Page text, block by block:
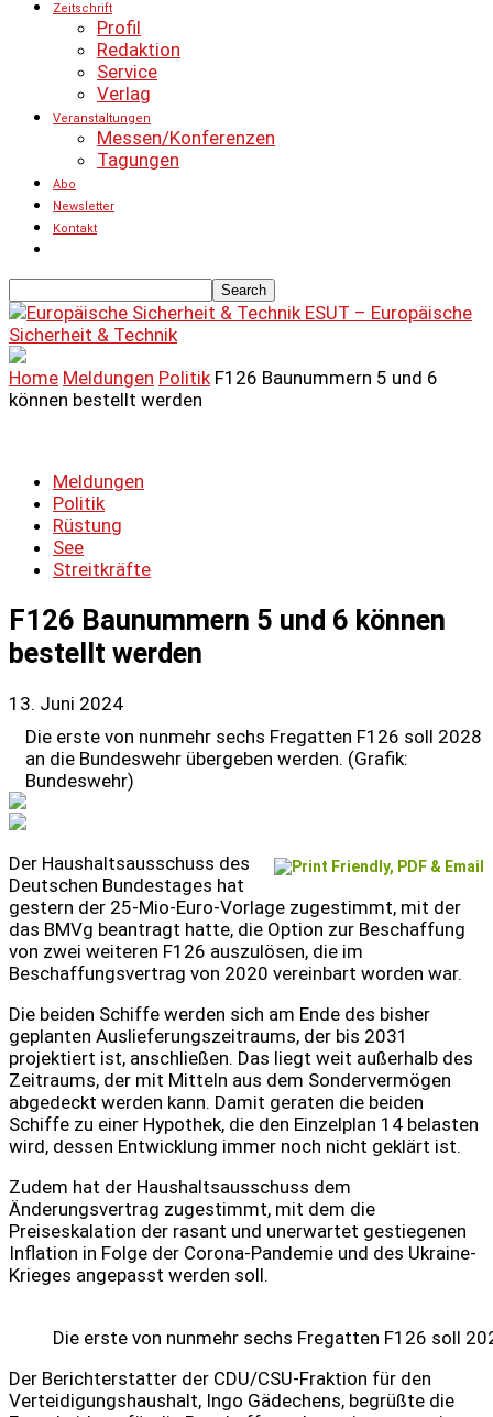
Zeitschrift
Profil
Redaktion
Service
Verlag
Veranstaltungen
Messen/Konferenzen
Tagungen
Abo
Newsletter
Kontakt
ESUT – Europäische
Sicherheit & Technik
Home Meldungen Politik F126 Baunummern 5 und 6
können bestellt werden
Meldungen
Politik
Rüstung
See
Streitkräfte
F126 Baunummern 5 und 6 können
bestellt werden
13. Juni 2024
Die erste von nunmehr sechs Fregatten F126 soll 2028
an die Bundeswehr übergeben werden. (Grafik:
Bundeswehr)
Der Haushaltsausschuss des
Deutschen Bundestages hat
gestern der 25-Mio-Euro-Vorlage zugestimmt, mit der
das BMVg beantragt hatte, die Option zur Beschaffung
von zwei weiteren F126 auszulösen, die im
Beschaffungsvertrag von 2020 vereinbart worden war.
Die beiden Schiffe werden sich am Ende des bisher
geplanten Auslieferungszeitraums, der bis 2031
projektiert ist, anschließen. Das liegt weit außerhalb des
Zeitraums, der mit Mitteln aus dem Sondervermögen
abgedeckt werden kann. Damit geraten die beiden
Schiffe zu einer Hypothek, die den Einzelplan 14 belasten
wird, dessen Entwicklung immer noch nicht geklärt ist.
Zudem hat der Haushaltsausschuss dem
Änderungsvertrag zugestimmt, mit dem die
Preiseskalation der rasant und unerwartet gestiegenen
Inflation in Folge der Corona-Pandemie und des Ukraine-
Krieges angepasst werden soll.
Die erste von nunmehr sechs Fregatten F126 soll
Der Berichterstatter der CDU/CSU-Fraktion für den
Verteidigungshaushalt, Ingo Gädechens, begrüßte die